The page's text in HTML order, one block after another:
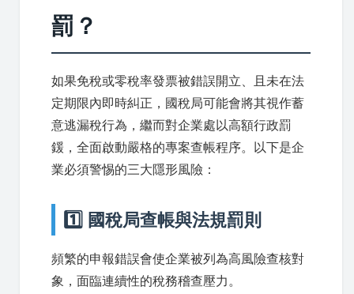
罰？
如果免稅或零稅率發票被錯誤開立、且未在法
定期限內即時糾正，國稅局可能會將其視作蓄
意逃漏稅行為，繼而對企業處以高額行政罰
鍰，全面啟動嚴格的專案查帳程序。以下是企
業必須警惕的三大隱形風險：
1️⃣ 國稅局查帳與法規罰則
頻繁的申報錯誤會使企業被列為高風險查核對
象，面臨連續性的稅務稽查壓力。